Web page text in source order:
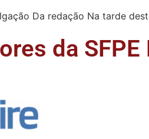
Da redação Na tarde
da SFPE